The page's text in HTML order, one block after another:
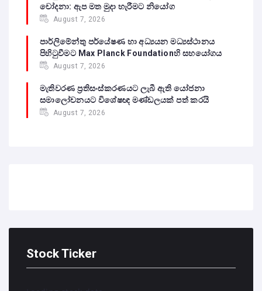
චෝදනා: ඇප මත මුදා හැරීමට නියෝග
August 7, 2026
පාර්ලිමේන්තු පර්යේෂණ හා අධ්‍යයන මධ්‍යස්ථානය
පිහිටුවීමට Max Planck Foundationහි සහයෝගය
August 7, 2026
මැතිවරණ ප්‍රතිසංස්කරණයට ලැබී ඇති යෝජනා
සමාලෝචනයට විශේෂඥ මණ්ඩලයක් පත් කරයි
August 7, 2026
Stock Ticker